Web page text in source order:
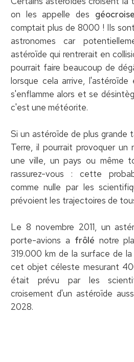
on les appelle des
comptait plus de 8000 ! Ils
astronomes car
astéroïde qui rentrerait en
pourrait faire beaucoup de
lorsque cela arrive,
s'enflamme alors et se
c'est une météorite.
Si un astéroïde de plus grande
Terre, il pourrait provoquer un
une ville, un pays ou même
rassurez-vous : cette
comme nulle par les
prévoient les trajectoires de
Le 8 novembre 2011, un
porte-avions a frôlé notre
319.000 km de la surface de
cet objet céleste mesurant
était prévu par les
croisement d'un astéroïde
2028.